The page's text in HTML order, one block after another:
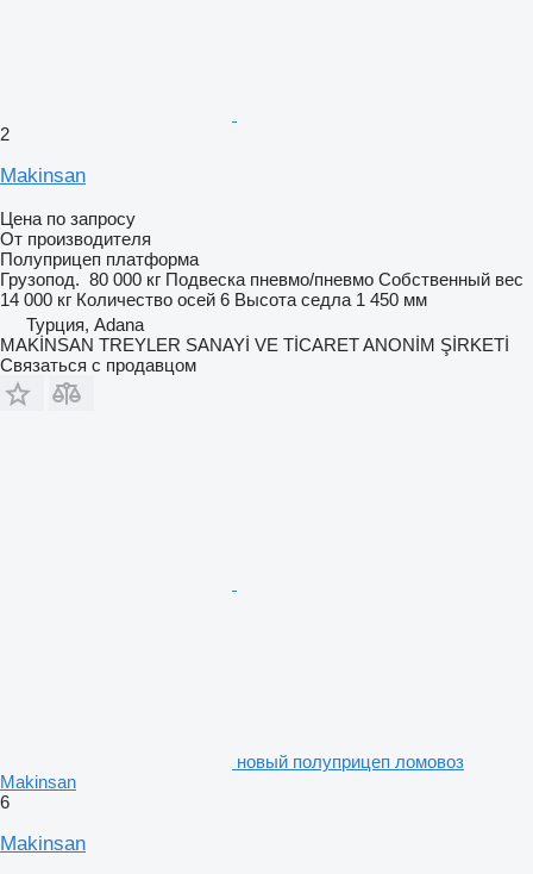
2
Makinsan
Цена по запросу
От производителя
Полуприцеп платформа
Грузопод. 80 000 кг Подвеска пневмо/пневмо Собственный вес
14 000 кг Количество осей 6 Высота седла 1 450 мм
Турция, Adana
MAKİNSAN TREYLER SANAYİ VE TİCARET ANONİM ŞİRKETİ
Связаться с продавцом
новый полуприцеп ломовоз
Makinsan
6
Makinsan